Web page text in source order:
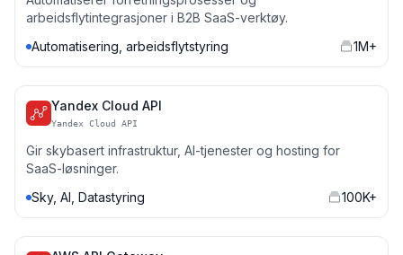
arbeidsflytintegrasjoner i B2B SaaS-verktøy.
Automatisering, arbeidsflytstyring
1M+
Yandex Cloud API
Yandex Cloud API
Gir skybasert infrastruktur, AI-tjenester og hosting for
SaaS-løsninger.
Sky, AI, Datastyring
100K+